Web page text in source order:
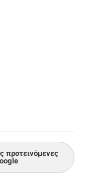
προτεινόμενες